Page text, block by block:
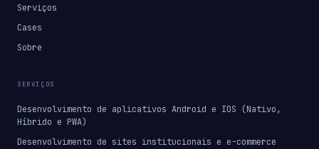
Serviços
Cases
Sobre
SERVIÇOS
Desenvolvimento de aplicativos Android e IOS (Nativo,
Híbrido e PWA)
Desenvolvimento de sites institucionais e e-commerce